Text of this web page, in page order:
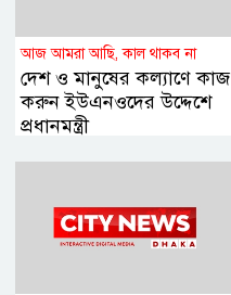
আজ আমরা আছি, কাল থাকব না
দেশ ও মানুষের কল্যাণে কাজ
করুন ইউএনওদের উদ্দেশে
প্রধানমন্ত্রী